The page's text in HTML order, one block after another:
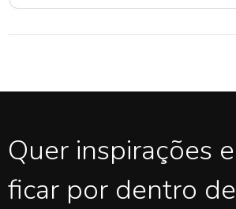
Quer inspirações e
ficar por dentro de